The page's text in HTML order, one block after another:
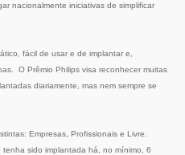
nacionalmente iniciativas de simplificar
fácil de usar e de implantar e,
O Prêmio Philips visa reconhecer muitas
diariamente, mas nem sempre se
Empresas, Profissionais e Livre.
sido implantada há, no mí­nimo, 6